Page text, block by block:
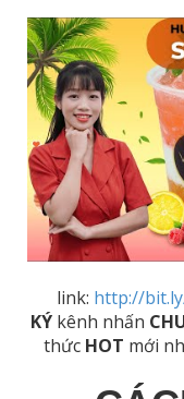
link: http://
KÝkênh nhấn
thức HOT mới